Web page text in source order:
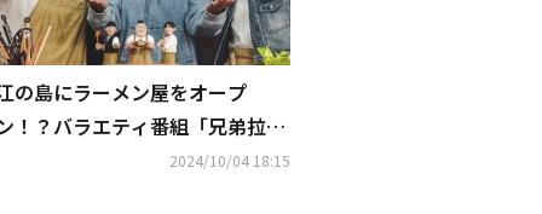
の島にラーメン屋をオープ
！？バラエティ番組「兄弟拉
」日本で10月7日より放送開始
2024/10/04 18:15